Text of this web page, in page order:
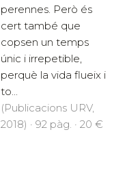
perennes. Però és
cert també que
copsen un temps
únic i irrepetible,
perquè la vida flueix i
to...
(Publicacions URV,
2018) · 92 pàg. · 20 €